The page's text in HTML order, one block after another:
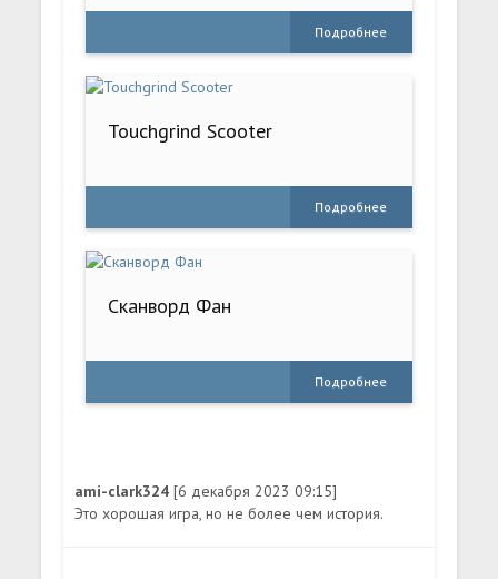
Подробнее
Touchgrind Scooter
Подробнее
Сканворд Фан
Подробнее
ami-clark324[6 декабря 2023 09:15]
Это хорошая игра, но не более чем история.